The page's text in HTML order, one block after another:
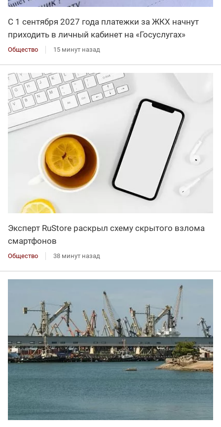
С 1 сентября 2027 года платежки за ЖКХ начнут
приходить в личный кабинет на «Госуслугах»
Общество 15 минут назад
Эксперт RuStore раскрыл схему скрытого взлома
смартфонов
Общество 38 минут назад